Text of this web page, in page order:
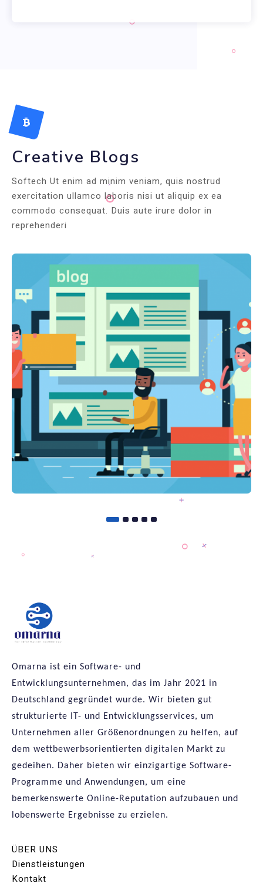
Creative Blogs
Softech Ut enim ad minim veniam, quis nostrud
exercitation ullamco laboris nisi ut aliquip ex ea
commodo consequat. Duis aute irure dolor in
reprehenderi
Juni 19, 2021 By owner
Changes To Trade Policies
And Procedures.
Omarna ist ein Software- und
Entwicklungsunternehmen, das im Jahr 2021 in
Deutschland gegründet wurde. Wir bieten gut
strukturierte IT- und Entwicklungsservices, um
Unternehmen aller Größenordnungen zu helfen, auf
dem wettbewerbsorientierten digitalen Markt zu
gedeihen. Daher bieten wir einzigartige Software-
Programme und Anwendungen, um eine
bemerkenswerte Online-Reputation aufzubauen und
lobenswerte Ergebnisse zu erzielen.
ÜBER UNS
Dienstleistungen
Kontakt